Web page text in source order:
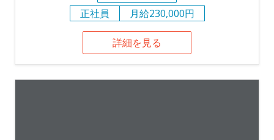
正社員
月給230,000円
詳細を見る